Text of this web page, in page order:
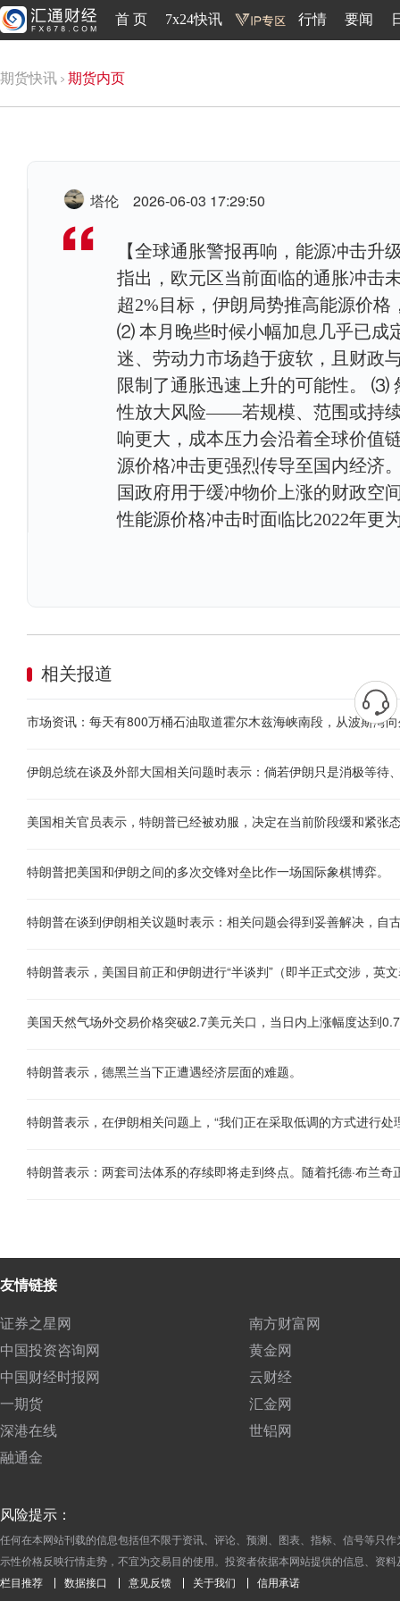
首 页 7x24快讯 行情 要闻
期货快讯 期货内页
塔伦 2026-06-03 17:29:50
【全球通胀警报再响，能源冲击
指出，欧元区当前面临的通胀冲击
超2%目标，伊朗局势推高能源价
⑵ 本月晚些时候小幅加息几乎已成
迷、劳动力市场趋于疲软，且财政
限制了通胀迅速上升的可能性。 ⑶
性放大风险——若规模、范围或持
响更大，成本压力会沿着全球价值
源价格冲击更强烈传导至国内经济
国政府用于缓冲物价上涨的财政空
性能源价格冲击时面临比2022年更
相关报道
美国相关官员表示，特朗普已经被劝服，决定在当前阶段缓和紧张
特朗普把美国和伊朗之间的多次交锋对垒比作一场国际象棋博弈。
特朗普在谈到伊朗相关议题时表示：相关问题会得到妥善解决，自
特朗普表示，美国目前正和伊朗进行“半谈判”（即半正式交涉，英
特朗普表示，德黑兰当下正遭遇经济层面的难题。
特朗普表示，在伊朗相关问题上，“我们正在采取低调的方式进行处
特朗普表示：两套司法体系的存续即将走到终点。随着托德·布兰
友情链接
证券之星网
南方财富网
中国投资咨询网
黄金网
中国财经时报网
云财经
一期货
汇金网
深港在线
世铝网
融通金
风险提示：
任何在本网站刊载的信息包括但不限于资讯、评论、预测、图表、指标、信号等只
示性价格反映行情走势，不宜为交易目的使用。投资者依据本网站提供的信息、资
栏目推荐
数据接口 意见反馈 关于我们 信用承诺